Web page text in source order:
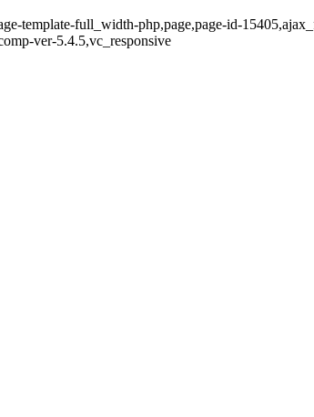
template-full_width-php,page,page-id-
ver-5.4.5,vc_responsive